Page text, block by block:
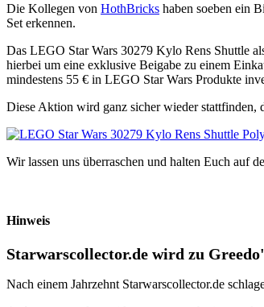
Die Kollegen von HothBricks haben soeben ein
Set erkennen.
Das LEGO Star Wars 30279 Kylo Rens Shuttle
hierbei um eine exklusive Beigabe zu einem
mindestens 55 € in LEGO Star Wars Produkte
Diese Aktion wird ganz sicher wieder
Wir lassen uns überraschen und halten Euch auf
Hinweis
Starwarscollector.de wird zu
Nach einem Jahrzehnt Starwarscollector.de